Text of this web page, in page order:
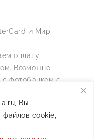
Вы
файлов cookie,
и Мир.
оплату
Возможно
с фотобанком с
42-09-42 — и мы